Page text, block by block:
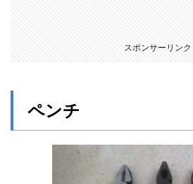
スポンサーリンク
ペンチ